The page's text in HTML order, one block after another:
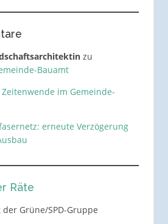
zu
Bauamt
Zeitenwende im Gemeinde-
erneute Verzögerung
Räte
Grüne/SPD-Gruppe